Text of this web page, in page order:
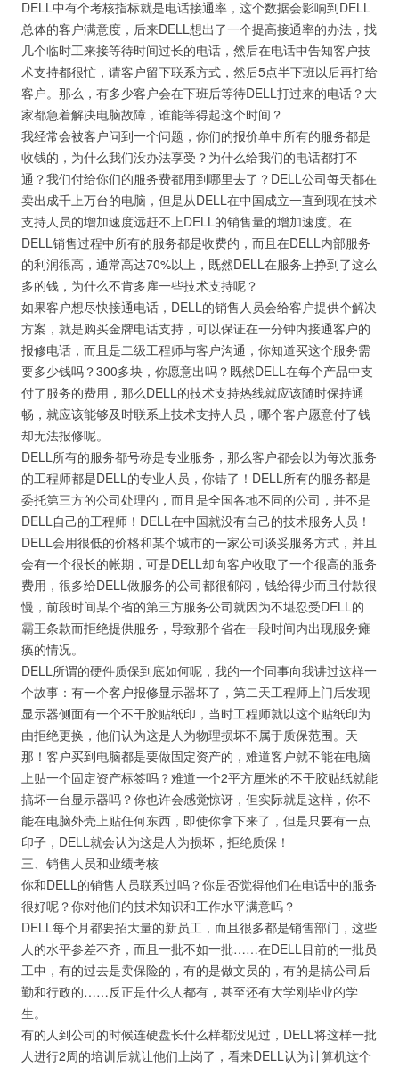
DELL中有个考核指标就是电话接通率，这个数据会影响到DELL
总体的客户满意度，后来DELL想出了一个提高接通率的办法，找
几个临时工来接等待时间过长的电话，然后在电话中告知客户技
术支持都很忙，请客户留下联系方式，然后5点半下班以后再打给
客户。那么，有多少客户会在下班后等待DELL打过来的电话？大
家都急着解决电脑故障，谁能等得起这个时间？
我经常会被客户问到一个问题，你们的报价单中所有的服务都是
收钱的，为什么我们没办法享受？为什么给我们的电话都打不
通？我们付给你们的服务费都用到哪里去了？DELL公司每天都在
卖出成千上万台的电脑，但是从DELL在中国成立一直到现在技术
支持人员的增加速度远赶不上DELL的销售量的增加速度。在
DELL销售过程中所有的服务都是收费的，而且在DELL内部服务
的利润很高，通常高达70%以上，既然DELL在服务上挣到了这么
多的钱，为什么不肯多雇一些技术支持呢？
如果客户想尽快接通电话，DELL的销售人员会给客户提供个解决
方案，就是购买金牌电话支持，可以保证在一分钟内接通客户的
报修电话，而且是二级工程师与客户沟通，你知道买这个服务需
要多少钱吗？300多块，你愿意出吗？既然DELL在每个产品中支
付了服务的费用，那么DELL的技术支持热线就应该随时保持通
畅，就应该能够及时联系上技术支持人员，哪个客户愿意付了钱
却无法报修呢。
DELL所有的服务都号称是专业服务，那么客户都会以为每次服务
的工程师都是DELL的专业人员，你错了！DELL所有的服务都是
委托第三方的公司处理的，而且是全国各地不同的公司，并不是
DELL自己的工程师！DELL在中国就没有自己的技术服务人员！
DELL会用很低的价格和某个城市的一家公司谈妥服务方式，并且
会有一个很长的帐期，可是DELL却向客户收取了一个很高的服务
费用，很多给DELL做服务的公司都很郁闷，钱给得少而且付款很
慢，前段时间某个省的第三方服务公司就因为不堪忍受DELL的
霸王条款而拒绝提供服务，导致那个省在一段时间内出现服务瘫
痪的情况。
DELL所谓的硬件质保到底如何呢，我的一个同事向我讲过这样一
个故事：有一个客户报修显示器坏了，第二天工程师上门后发现
显示器侧面有一个不干胶贴纸印，当时工程师就以这个贴纸印为
由拒绝更换，他们认为这是人为物理损坏不属于质保范围。天
那！客户买到电脑都是要做固定资产的，难道客户就不能在电脑
上贴一个固定资产标签吗？难道一个2平方厘米的不干胶贴纸就能
搞坏一台显示器吗？你也许会感觉惊讶，但实际就是这样，你不
能在电脑外壳上贴任何东西，即使你拿下来了，但是只要有一点
印子，DELL就会认为这是人为损坏，拒绝质保！
三、销售人员和业绩考核
你和DELL的销售人员联系过吗？你是否觉得他们在电话中的服务
很好呢？你对他们的技术知识和工作水平满意吗？
DELL每个月都要招大量的新员工，而且很多都是销售部门，这些
人的水平参差不齐，而且一批不如一批……在DELL目前的一批员
工中，有的过去是卖保险的，有的是做文员的，有的是搞公司后
勤和行政的……反正是什么人都有，甚至还有大学刚毕业的学
生。
有的人到公司的时候连硬盘长什么样都没见过，DELL将这样一批
人进行2周的培训后就让他们上岗了，看来DELL认为计算机这个